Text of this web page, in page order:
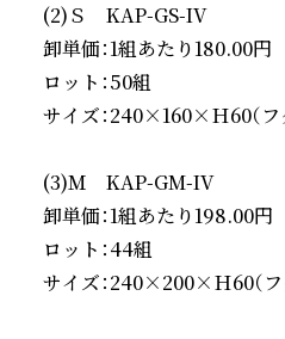
(2)Ｓ　KAP-GS-IV
卸単価：1組あたり180.00円
ロット：50組
サイズ：240×160×Ｈ60（フ
(3)Ｍ　KAP-GM-IV
卸単価：1組あたり198.00円
ロット：44組
サイズ：240×200×Ｈ60（フ